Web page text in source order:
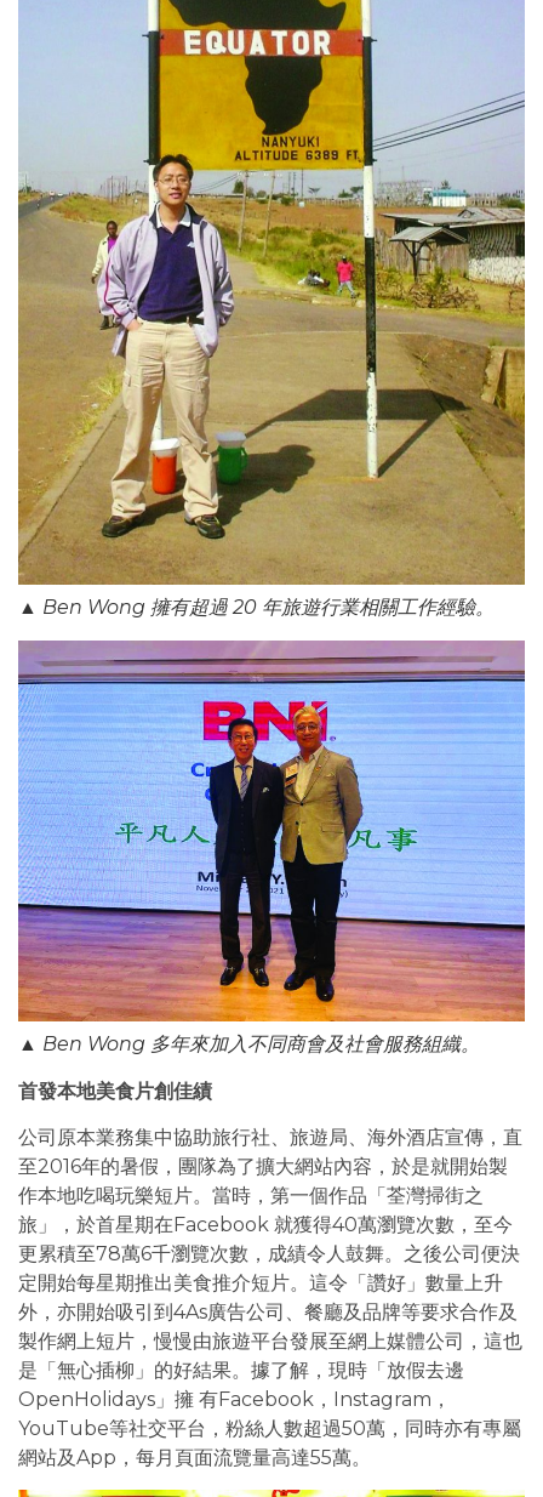
▲ Ben Wong 擁有超過 20 年旅遊行業相關工作經驗。
▲ Ben Wong 多年來加入不同商會及社會服務組織。
首發本地美食片創佳績
公司原本業務集中協助旅行社、旅遊局、海外酒店宣傳，直
至2016年的暑假，團隊為了擴大網站內容，於是就開始製
作本地吃喝玩樂短片。當時，第一個作品「荃灣掃街之
旅」，於首星期在Facebook 就獲得40萬瀏覽次數，至今
更累積至78萬6千瀏覽次數，成績令人鼓舞。之後公司便決
定開始每星期推出美食推介短片。這令「讚好」數量上升
外，亦開始吸引到4As廣告公司、餐廳及品牌等要求合作及
製作網上短片，慢慢由旅遊平台發展至網上媒體公司，這也
是「無心插柳」的好結果。據了解，現時「放假去邊
OpenHolidays」擁 有Facebook，Instagram，
YouTube等社交平台，粉絲人數超過50萬，同時亦有專屬
網站及App，每月頁面流覽量高達55萬。